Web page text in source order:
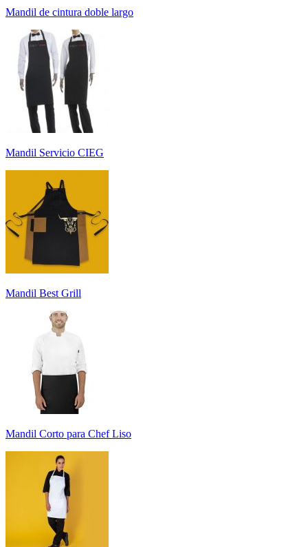
Mandil de cintura doble largo
Mandil Servicio CIEG
Mandil Best Grill
Mandil Corto para Chef Liso